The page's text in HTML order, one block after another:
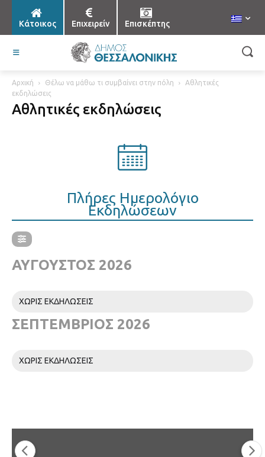
Κάτοικος Επιχειρείν Επισκέπτης
Αρχική Θέλω να μάθω τι συμβαίνει στην πόλη
Αθλητικές
εκδηλώσεις
Αθλητικές εκδηλώσεις
Πλήρες Ημερολόγιο
Εκδηλώσεων
ΑΎΓΟΥΣΤΟΣ 2026
ΧΩΡΙΣ ΕΚΔΗΛΩΣΕΙΣ
ΣΕΠΤΈΜΒΡΙΟΣ 2026
ΧΩΡΙΣ ΕΚΔΗΛΩΣΕΙΣ